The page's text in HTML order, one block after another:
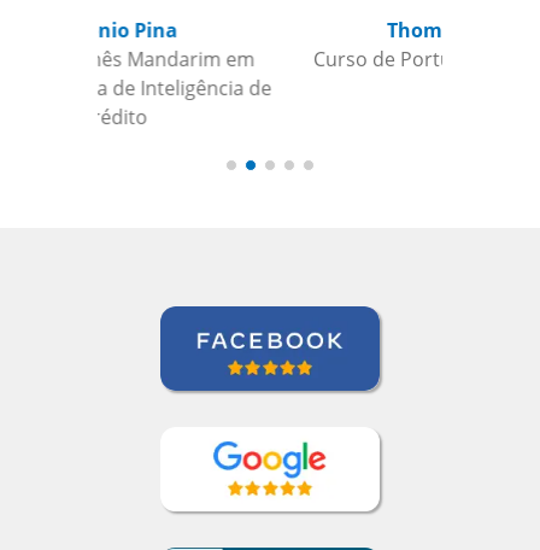
Curso de Português em Manaus